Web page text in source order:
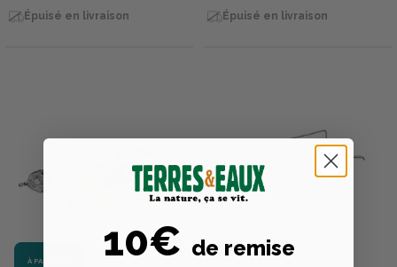
Épuisé en livraison Épuisé en livraison
À PARTIR DE
À PARTIR DE
10€ de remise